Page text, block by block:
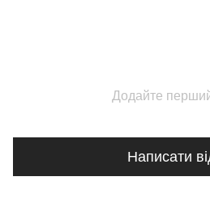
Додайте перший
Написати